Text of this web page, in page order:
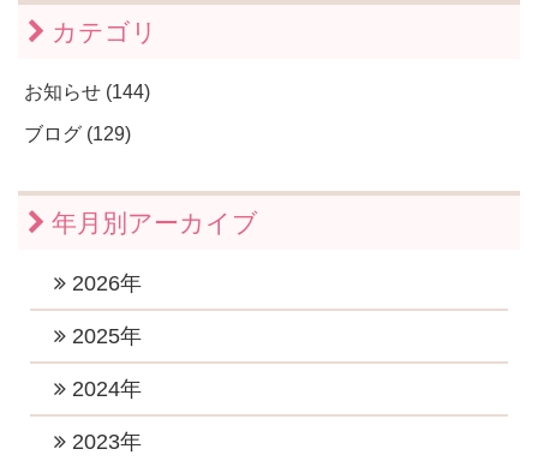
カテゴリ
お知らせ (144)
ブログ (129)
年月別アーカイブ
2026年
2026年7月 (1)
2026年5月 (1)
2026年4月 (1)
2025年
2025年11月 (1)
2024年
2024年12月 (2)
2023年